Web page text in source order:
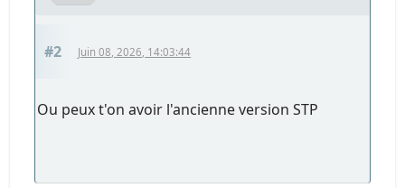
#2 Juin 08, 2026, 14:03:44
Ou peux t'on avoir l'ancienne version STP